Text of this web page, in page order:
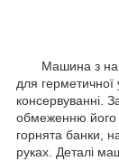
Машина з
для
консервуванні.
обмеженню його
горнята банки,
руках. Деталі